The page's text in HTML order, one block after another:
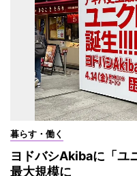
暮らす・働く
ヨドバシAkibaに「
最大規模に